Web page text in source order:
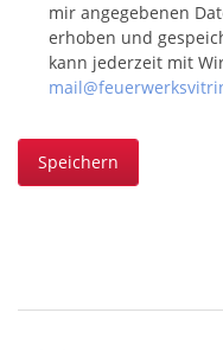
mir angegebenen
erhoben und
kann jederzeit mit
Speichern